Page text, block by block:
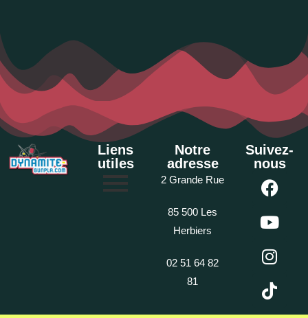
Liens
utiles
Notre
adresse
2 Grande Rue
85 500 Les
Herbiers
02 51 64 82
81
Suivez-
nous